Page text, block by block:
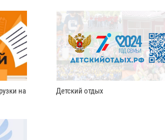
на
Детский отдых